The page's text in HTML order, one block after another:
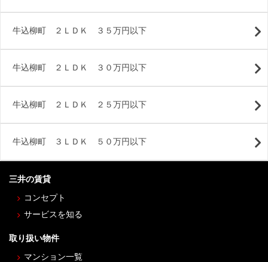
牛込柳町 ２ＬＤＫ ３５万円以下
牛込柳町 ２ＬＤＫ ３０万円以下
牛込柳町 ２ＬＤＫ ２５万円以下
牛込柳町 ３ＬＤＫ ５０万円以下
三井の賃貸
コンセプト
サービスを知る
取り扱い物件
マンション一覧